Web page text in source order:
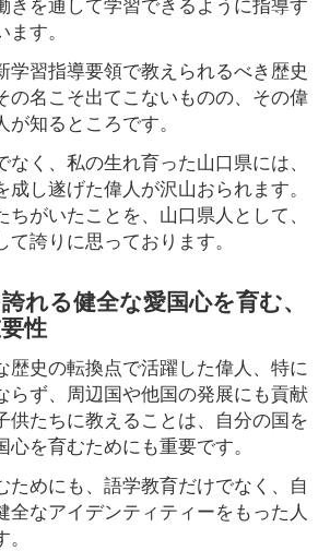
す。
学習指導要領で教えられるべき歴史
の名こそ出てこないものの、その偉
知るところです。
なく、私の生れ育った山口県には、
し遂げた偉人が沢山おられます。
がいたことを、山口県人として、
誇りに思っております。
れる健全な愛国心を育む、
性
歴史の転換点で活躍した偉人、特に
らず、周辺国や他国の発展にも貢献
供たちに教えることは、自分の国を
を育むためにも重要です。
ためにも、語学教育だけでなく、自
全なアイデンティティーをもった人